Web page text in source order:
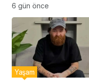
hayatını kaybetti
6 gün önce
Yaşam